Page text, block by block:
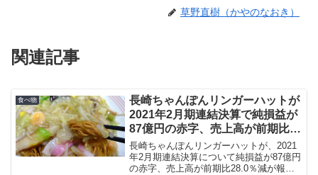
草野直樹（かやのなおき）
関連記事
食べ物
長崎ちゃんぽんリンガーハットが
2021年2月期連結決算で純損益が
87億円の赤字、売上高が前期比
28.0％減が報じられています
長崎ちゃんぽんリンガーハットが、2021
年2月期連結決算について純損益が87億円
の赤字、売上高が前期比28.0％減が報じ